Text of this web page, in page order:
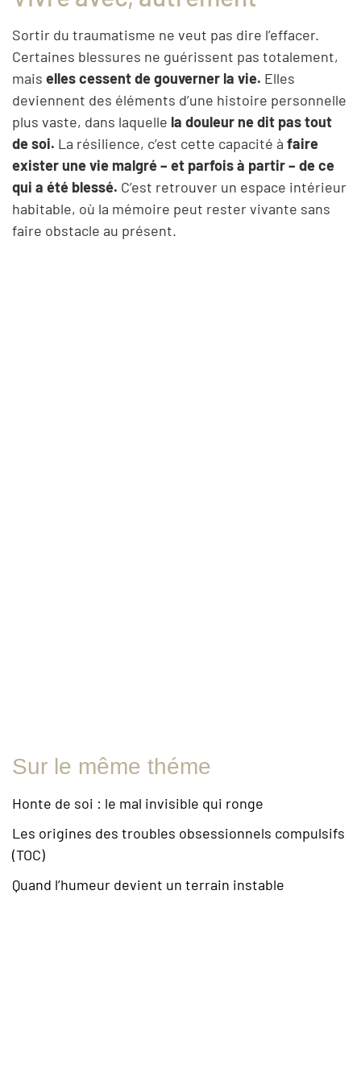
Sortir du traumatisme ne veut pas dire l’effacer.
Certaines blessures ne guérissent pas totalement,
mais elles cessent de gouverner la vie. Elles
deviennent des éléments d’une histoire personnelle
plus vaste, dans laquelle la douleur ne dit pas tout
de soi. La résilience, c’est cette capacité à faire
exister une vie malgré – et parfois à partir – de ce
qui a été blessé. C’est retrouver un espace intérieur
habitable, où la mémoire peut rester vivante sans
faire obstacle au présent.
Sur le même théme
Honte de soi : le mal invisible qui ronge
Les origines des troubles obsessionnels compulsifs
(TOC)
Quand l’humeur devient un terrain instable